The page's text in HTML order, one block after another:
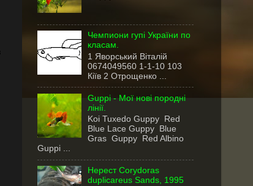
Чемпиони гупі України по
класам.
1 Яворський Віталій
0674049560 1-1-10 103
Кіїв 2 Отрощенко ...
Guppi - Мої нові породні
лінії.
Koi Tuxedo Guppy Red
Blue Lace Guppy Blue
Gras Guppy Red Albino
Guppi ...
Нерест Corydoras
duplicareus Sands, 1995